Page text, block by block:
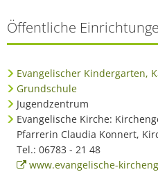
Öffentliche
Evangelischer Kindergarten,
Grundschule
Jugendzentrum
Evangelische Kirche:
Pfarrerin Claudia Konnert,
Tel.: 06783 - 21 48
www.evangelische-